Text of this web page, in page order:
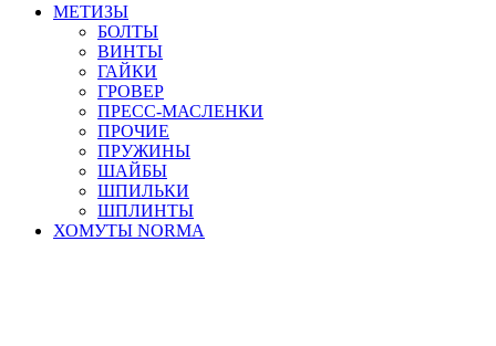
МЕТИЗЫ
БОЛТЫ
ВИНТЫ
ГАЙКИ
ГРОВЕР
ПРЕСС-МАСЛЕНКИ
ПРОЧИЕ
ПРУЖИНЫ
ШАЙБЫ
ШПИЛЬКИ
ШПЛИНТЫ
ХОМУТЫ NORMA